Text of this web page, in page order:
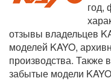
год,
отзывы владельцев
моделей KAYO,
производства. Также
забытые модели